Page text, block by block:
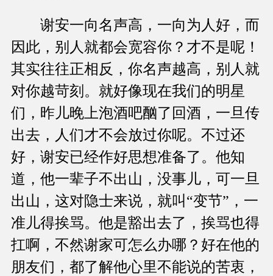
谢安一向名声高，一向为人好，而
因此，别人就都会宽容你？才不是呢！
其实往往正相反，你名声越高，别人就
对你越苛刻。就好像现在我们的明星
们，昨儿晚上泡酒吧酗了回酒，一旦传
出去，人们才不会放过你呢。不过还
好，谢安已经作好思想准备了。他知
道，他一辈子不出山，没事儿，可一旦
出山，这对隐士来说，就叫“变节”，一
准儿得挨骂。他是豁出去了，挨骂也得
扛啊，不然谢家可怎么办哪？好在他的
朋友们，都了解他心里不能说的苦衷，